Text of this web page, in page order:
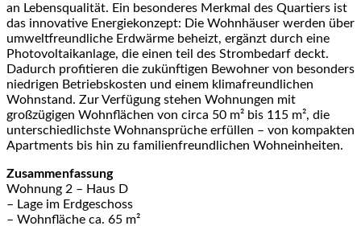
an Lebensqualität. Ein besonderes Merkmal des Quartiers ist
das innovative Energiekonzept: Die Wohnhäuser werden über
umweltfreundliche Erdwärme beheizt, ergänzt durch eine
Photovoltaikanlage, die einen teil des Strombedarf deckt.
Dadurch profitieren die zukünftigen Bewohner von besonders
niedrigen Betriebskosten und einem klimafreundlichen
Wohnstand. Zur Verfügung stehen Wohnungen mit
großzügigen Wohnflächen von circa 50 m² bis 115 m², die
unterschiedlichste Wohnansprüche erfüllen – von kompakten
Apartments bis hin zu familienfreundlichen Wohneinheiten.
Zusammenfassung
Wohnung 2 – Haus D
– Lage im Erdgeschoss
– Wohnfläche ca. 65 m²